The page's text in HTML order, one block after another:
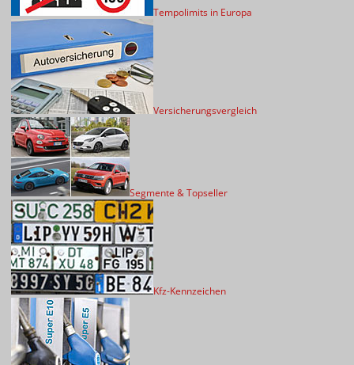
Tempolimits in Europa
Versicherungsvergleich
Segmente & Topseller
Kfz-Kennzeichen